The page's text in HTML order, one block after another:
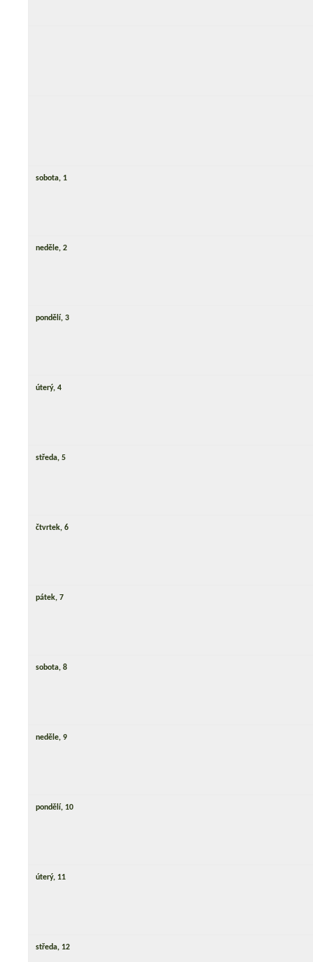
sobota, 1
neděle, 2
pondělí, 3
úterý, 4
středa, 5
čtvrtek, 6
pátek, 7
sobota, 8
neděle, 9
pondělí, 10
úterý, 11
středa, 12